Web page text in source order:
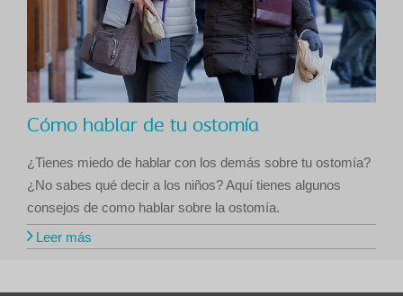
Cómo hablar de tu ostomía
¿Tienes miedo de hablar con los demás sobre tu ostomía?
¿No sabes qué decir a los niños? Aquí tienes algunos
consejos de como hablar sobre la ostomía.
Leer más